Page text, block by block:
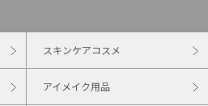
スキンケアコスメ
アイメイク用品